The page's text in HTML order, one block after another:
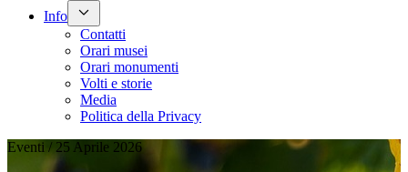
Info
Contatti
Orari musei
Orari monumenti
Volti e storie
Media
Politica della Privacy
Eventi / 25 Aprile 2026